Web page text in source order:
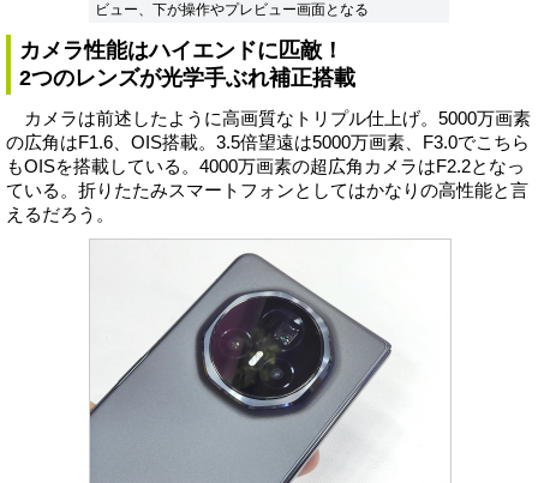
ビュー、下が操作やプレビュー画面となる
カメラ性能はハイエンドに匹敵！
2つのレンズが光学手ぶれ補正搭載
カメラは前述したように高画質なトリプル仕上げ。5000万画素
の広角はF1.6、OIS搭載。3.5倍望遠は5000万画素、F3.0でこちら
もOISを搭載している。4000万画素の超広角カメラはF2.2となっ
ている。折りたたみスマートフォンとしてはかなりの高性能と言
えるだろう。